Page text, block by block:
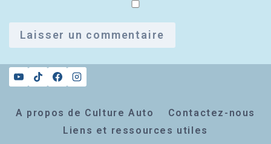
A propos de Culture Auto
Contactez-nous
Liens et ressources utiles